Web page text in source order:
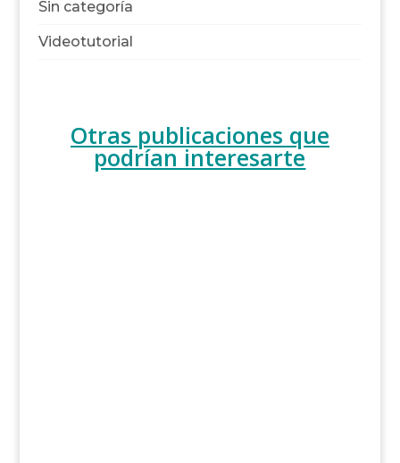
Sin categoría
Videotutorial
Otras publicaciones que
podrían interesarte